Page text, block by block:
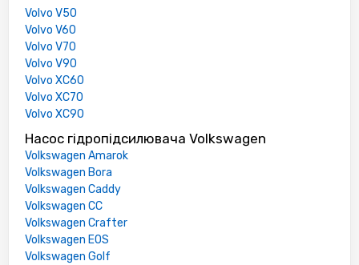
Volvo V50
Volvo V60
Volvo V70
Volvo V90
Volvo XC60
Volvo XC70
Volvo XC90
Насос гідропідсилювача Volkswagen
Volkswagen Amarok
Volkswagen Bora
Volkswagen Caddy
Volkswagen CC
Volkswagen Crafter
Volkswagen EOS
Volkswagen Golf